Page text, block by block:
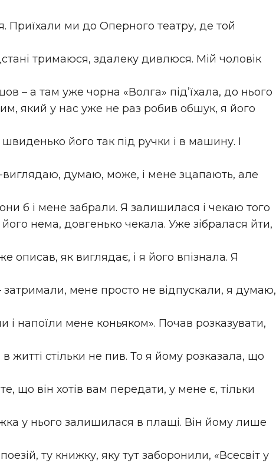
Приїхали ми до Оперного театру, де той
тримаюся, здалеку дивлюся. Мій чоловік
– а там уже чорна «Волга» під’їхала, до нього
який у нас уже не раз робив обшук, я його
його так під ручки і в машину. І
думаю, може, і мене зцапають, але
б і мене забрали. Я залишилася і чекаю того
нема, довгенько чекала. Уже зібралася йти,
описав, як виглядає, і я його впізнала. Я
затримали, мене просто не відпускали, я думаю,
і напоїли мене коньяком». Почав розказувати,
житті стільки не пив. То я йому розказала, що
що він хотів вам передати, у мене є, тільки
у нього залишилася в плащі. Він йому лише
ту книжку, яку тут заборонили, «Всесвіт у